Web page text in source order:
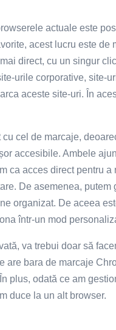
actuale este
acest lucru este de
direct, cu un singur
urile corporative, site-
aceste site-uri. În
cel de marcaje,
accesibile. Ambele
ca acces direct pentru
De asemenea,
organizat. De aceea
într-un mod
va trebui doar să
are bara de marcaje
plus, odată ce am
duce la un alt browser.